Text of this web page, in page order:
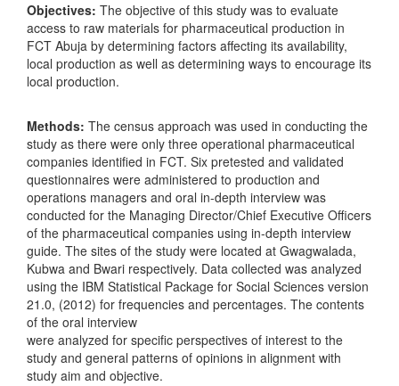
Objectives: The objective of this study was to evaluate
access to raw materials for pharmaceutical production in
FCT Abuja by determining factors affecting its availability,
local production as well as determining ways to encourage its
local production.
Methods: The census approach was used in conducting the
study as there were only three operational pharmaceutical
companies identified in FCT. Six pretested and validated
questionnaires were administered to production and
operations managers and oral in-depth interview was
conducted for the Managing Director/Chief Executive Officers
of the pharmaceutical companies using in-depth interview
guide. The sites of the study were located at Gwagwalada,
Kubwa and Bwari respectively. Data collected was analyzed
using the IBM Statistical Package for Social Sciences version
21.0, (2012) for frequencies and percentages. The contents
of the oral interview
were analyzed for specific perspectives of interest to the
study and general patterns of opinions in alignment with
study aim and objective.